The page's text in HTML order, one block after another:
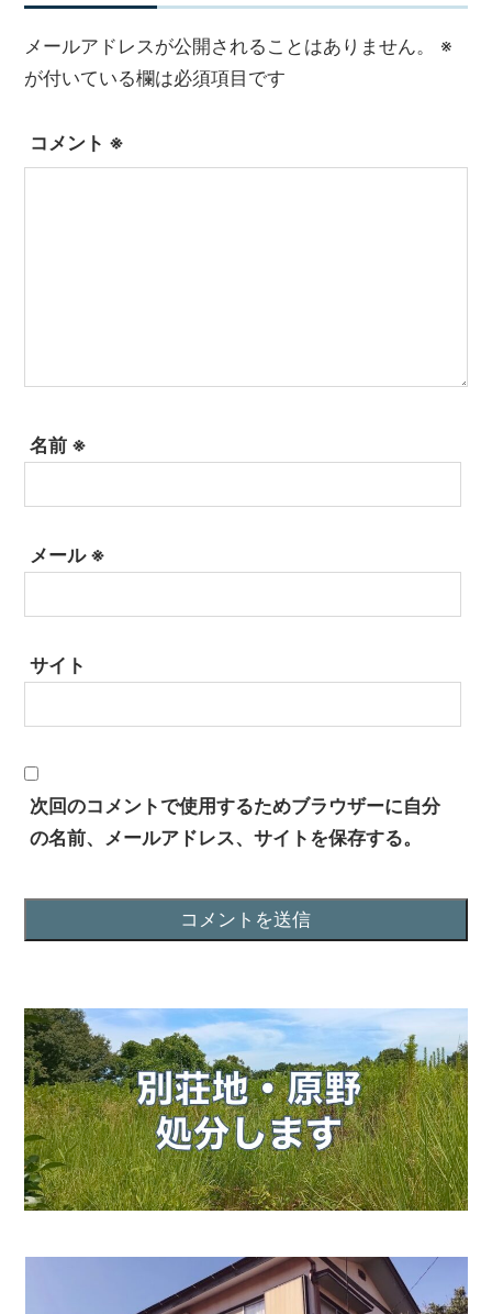
メールアドレスが公開されることはありません。
※
が付いている欄は必須項目です
コメント ※
名前 ※
メール ※
サイト
次回のコメントで使用するためブラウザーに自分
の名前、メールアドレス、サイトを保存する。